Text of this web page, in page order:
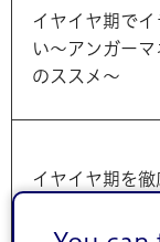
イヤイヤ期で
い～アンガーマ
のススメ～
イヤイヤ期を